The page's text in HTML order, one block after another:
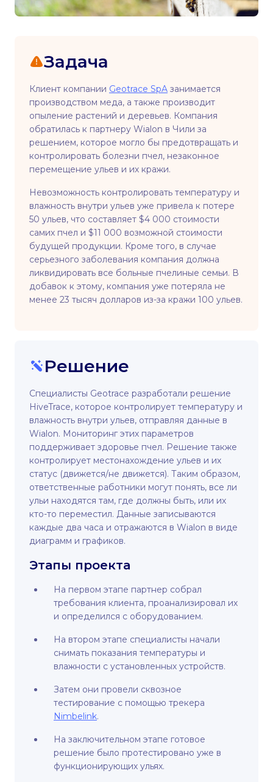
Задача
Клиент компании Geotrace SpA занимается
производством меда, а также производит
опыление растений и деревьев. Компания
обратилась к партнеру Wialon в Чили за
решением, которое могло бы предотвращать и
контролировать болезни пчел, незаконное
перемещение ульев и их кражи.
Невозможность контролировать температуру и
влажность внутри ульев уже привела к потере
50 ульев, что составляет $4 000 стоимости
самих пчел и $11 000 возможной стоимости
будущей продукции. Кроме того, в случае
серьезного заболевания компания должна
ликвидировать все больные пчелиные семьи. В
добавок к этому, компания уже потеряла не
менее 23 тысяч долларов из-за кражи 100 ульев.
Решение
Специалисты Geotrace разработали решение
HiveTrace, которое контролирует температуру и
влажность внутри ульев, отправляя данные в
Wialon. Мониторинг этих параметров
поддерживает здоровье пчел. Решение также
контролирует местонахождение ульев и их
статус (движется/не движется). Таким образом,
ответственные работники могут понять, все ли
ульи находятся там, где должны быть, или их
кто-то переместил. Данные записываются
каждые два часа и отражаются в Wialon в виде
диаграмм и графиков.
Этапы проекта
На первом этапе партнер собрал
требования клиента, проанализировал их
и определился с оборудованием.
На втором этапе специалисты начали
снимать показания температуры и
влажности с установленных устройств.
Затем они провели сквозное
тестирование с помощью трекера
Nimbelink.
На заключительном этапе готовое
решение было протестировано уже в
функционирующих ульях.